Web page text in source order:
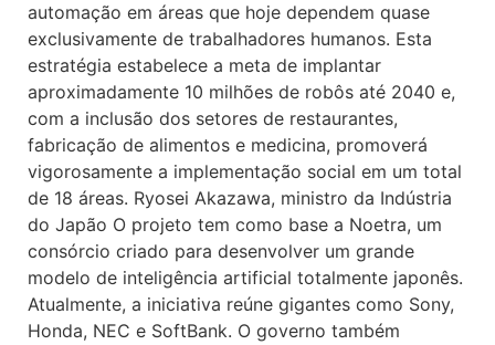
automação em áreas que hoje dependem quase
exclusivamente de trabalhadores humanos. Esta
estratégia estabelece a meta de implantar
aproximadamente 10 milhões de robôs até 2040 e,
com a inclusão dos setores de restaurantes,
fabricação de alimentos e medicina, promoverá
vigorosamente a implementação social em um total
de 18 áreas. Ryosei Akazawa, ministro da Indústria
do Japão O projeto tem como base a Noetra, um
consórcio criado para desenvolver um grande
modelo de inteligência artificial totalmente japonês.
Atualmente, a iniciativa reúne gigantes como Sony,
Honda, NEC e SoftBank. O governo também